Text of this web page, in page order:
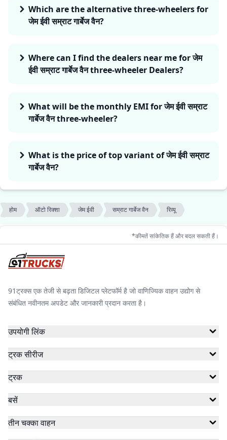
Which are the alternative three-wheelers for
जेम ईवी सम्राट गार्बेज वैन?
Where can I find the dealers near me for जेम
ईवी सम्राट गार्बेज वैन three-wheeler Dealers?
What will be the monthly EMI for जेम ईवी सम्राट
गार्बेज वैन three-wheeler?
What is the price of top variant of जेम ईवी सम्राट
गार्बेज वैन?
होम ऑटो रिक्शा जेम ईवी सम्राट गार्बेज वैन रिव्यू
*कीमतें सांकेतिक हैं और बदल सकती हैं।
91ट्रक्स एक तेजी से बढ़ता डिजिटल प्लेटफॉर्म है जो वाणिज्यिक वाहन उद्योग से
संबंधित नवीनतम अपडेट और जानकारी प्रदान करता है।
उपयोगी लिंक
ट्रक सीरीज
ट्रक
बसें
तीन चक्का वाहन